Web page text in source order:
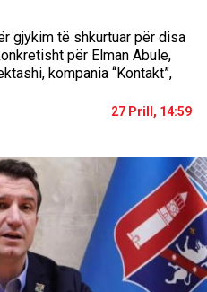
gjykim të shkurtuar për disa
për Elman Abule,
kompania “Kontakt”,
27 Prill, 14:59